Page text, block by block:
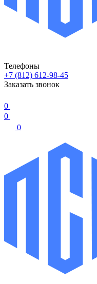
Телефоны
+7 (812) 612-98-45
Заказать звонок
0
0
0